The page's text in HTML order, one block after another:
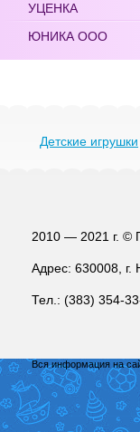
УЦЕНКА
ЮНИКА ООО
Детские игрушки
2010 — 2021 г. ©
Адрес: 630008, г.
Тел.: (383) 354-
Вся информация на